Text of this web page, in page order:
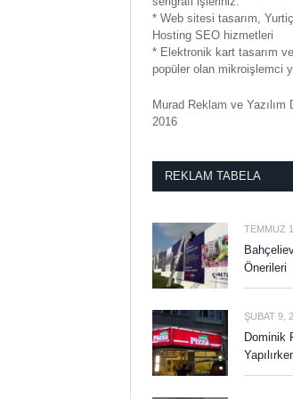
* Web sitesi tasarım,
Hosting SEO hizmetleri
* Elektronik kart tasarım
popüler olan mikroişlemci
Murad Reklam ve
2016
REKLAM TABELA
TEMMUZ
Önerileri
ŞUBAT 9,
Dominik